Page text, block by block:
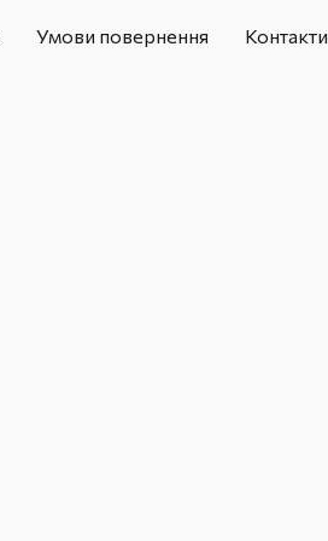
Умови повернення Контакти